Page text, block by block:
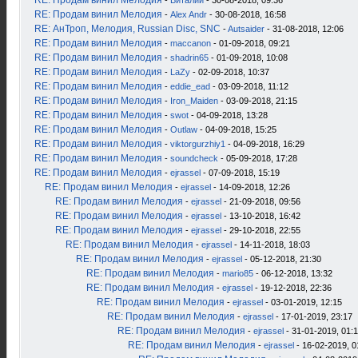
RE: Продам винил Мелодия - Alex Andr - 30-08-2018, 16:58
RE: АнТроп, Мелодия, Russian Disc, SNC -Autsaider - 31-08-2018, 12:06
RE: Продам винил Мелодия - maccanon - 01-09-2018, 09:21
RE: Продам винил Мелодия - shadrin65 - 01-09-2018, 10:08
RE: Продам винил Мелодия - LaZy - 02-09-2018, 10:37
RE: Продам винил Мелодия - eddie_ead - 03-09-2018, 11:12
RE: Продам винил Мелодия - Iron_Maiden - 03-09-2018, 21:15
RE: Продам винил Мелодия - swot - 04-09-2018, 13:28
RE: Продам винил Мелодия - Outlaw - 04-09-2018, 15:25
RE: Продам винил Мелодия - viktorgurzhiy1 - 04-09-2018, 16:29
RE: Продам винил Мелодия - soundcheck - 05-09-2018, 17:28
RE: Продам винил Мелодия - ejrassel - 07-09-2018, 15:19
RE: Продам винил Мелодия - ejrassel - 14-09-2018, 12:26
RE: Продам винил Мелодия - ejrassel - 21-09-2018, 09:56
RE: Продам винил Мелодия - ejrassel - 13-10-2018, 16:42
RE: Продам винил Мелодия - ejrassel - 29-10-2018, 22:55
RE: Продам винил Мелодия - ejrassel - 14-11-2018, 18:03
RE: Продам винил Мелодия - ejrassel - 05-12-2018, 21:30
RE: Продам винил Мелодия - mario85 - 06-12-2018, 13:32
RE: Продам винил Мелодия - ejrassel - 19-12-2018, 22:36
RE: Продам винил Мелодия - ejrassel - 03-01-2019, 12:15
RE: Продам винил Мелодия - ejrassel - 17-01-2019, 23:17
RE: Продам винил Мелодия - ejrassel - 31-01-2019,
RE: Продам винил Мелодия - ejrassel - 16-02-2019,